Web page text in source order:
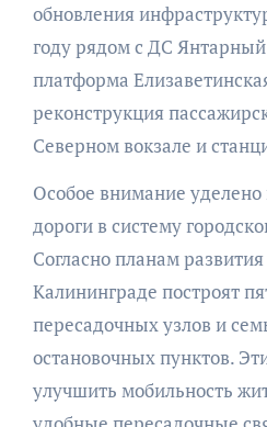
обновления
году рядом с ДС
платформа
реконструкция
Северном вокзале и
Особое внимание
дороги в систему
Согласно планам
Калининграде построят
пересадочных узлов и
остановочных пунктов.
улучшить мобильность